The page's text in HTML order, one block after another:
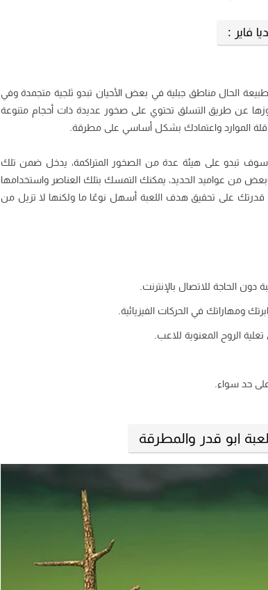
فاير :
الحال مناطق جبلية في بعض الأحيان تبدو ثلجية متجمدة وفي
عن طريق التسلق تحتوي على صخور عديدة ذات أحجام متنوعة
الموارد واعتمادك بشكل أساسي على مطرقة.
بعض الجبال التي عليك تسلقها داخل لعبة Getting Over It سوف تبدو على هيئة عدة من الصخور المتراكمة، يدخل ضمن تلك
من عواميد الحديد، يمكنك التمسك بتلك العناصر واستخدامها
على تحقيق هدف اللعبة أسهل نوعًا ما ولكنها لا تزيل من
دون الحاجة للاتصال بالإنترنت.
ومهاراتك في الحركات الفيزيائية.
الروح المعنوية للاعب.
حد سواء.
ابو قدر والمطرقة